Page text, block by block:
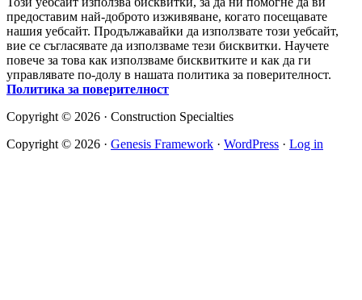
предоставим най-доброто изживяване, когато посещавате
нашия уебсайт. Продължавайки да използвате този уебсайт,
вие се съгласявате да използваме тези бисквитки. Научете
повече за това как използваме бисквитките и как да ги
управлявате по-долу в нашата политика за поверителност.
Политика за поверителност
Copyright © 2026 · Construction Specialties
Copyright © 2026 · Genesis Framework · WordPress · Log in